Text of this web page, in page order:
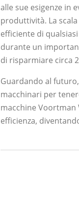
alle sue esigenze in
produttività. La
efficiente di
durante un
di risparmiare circa
Guardando al
macchinari per
macchine
efficienza,